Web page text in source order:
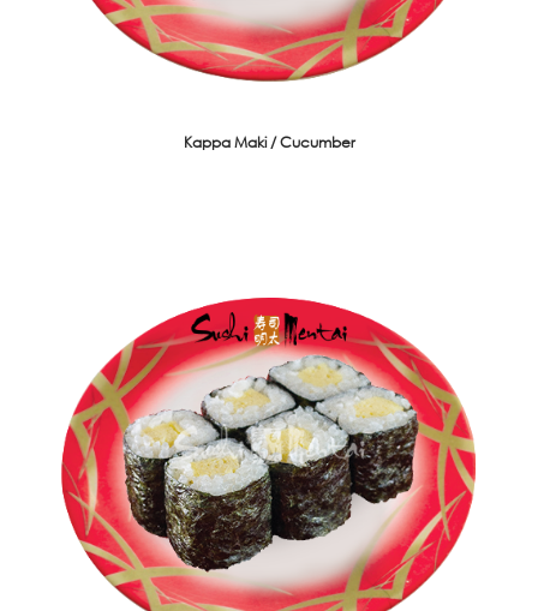
Kappa Maki / Cucumber